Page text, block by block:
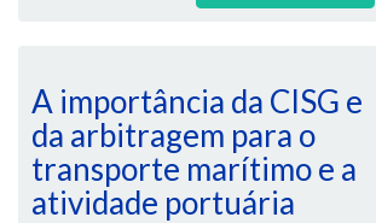
A importância da CISG e
da arbitragem para o
transporte marítimo e a
atividade portuária